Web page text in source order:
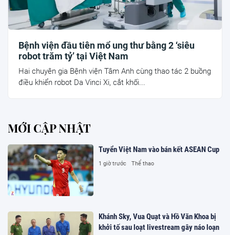
Bệnh viện đầu tiên mổ ung thư bằng 2 ‘siêu
robot trăm tỷ’ tại Việt Nam
Hai chuyên gia Bệnh viện Tâm Anh cùng thao tác 2 buồng
điều khiển robot Da Vinci Xi, cắt khối...
MỚI CẬP NHẬT
Tuyển Việt Nam vào bán kết ASEAN Cup
1 giờ trước Thể thao
Khánh Sky, Vua Quạt và Hồ Văn Khoa bị
khởi tố sau loạt livestream gây náo loạn